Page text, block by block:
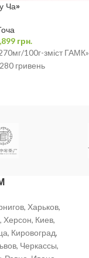
Ча»
грн.
100г-зміст ГАМК»
гривень
Харьков,
Киев,
Кировоград,
Черкассы,